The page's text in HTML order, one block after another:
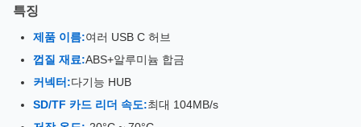
특징
제품 이름:여러 USB C 허브
껍질 재료:ABS+알루미늄 합금
커넥터:다기능 HUB
SD/TF 카드 리더 속도:최대 104MB/s